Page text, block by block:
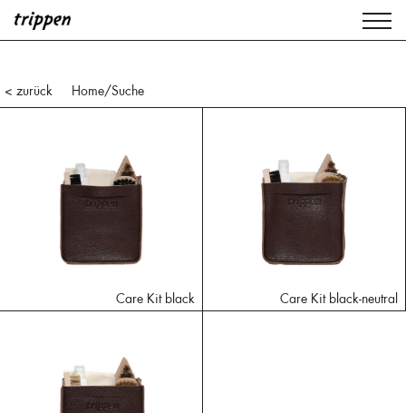
< zurück Home/Suche
Care Kit black Care Kit black-neutral